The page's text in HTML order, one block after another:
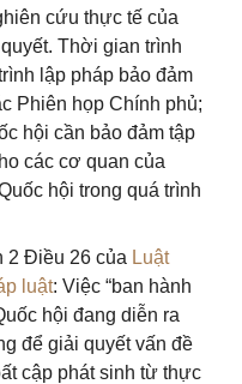
cứu thực tế của
Thời gian trình
lập pháp bảo đảm
Phiên họp Chính phủ;
hội cần bảo đảm tập
các cơ quan của
hội trong quá trình
2 Điều 26 của Luật
luật: Việc “ban hành
hội đang diễn ra
để giải quyết vấn đề
cập phát sinh từ thực